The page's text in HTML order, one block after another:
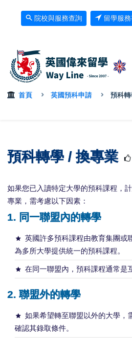
院校與服務查詢 留學服
首頁 英國預科申請 預科
預科轉學 / 換專業
如果您已入讀特定大學的預科課程，
專業，需考慮以下因素：
1. 同一聯盟內的轉學
英國許多預科課程由教育集團或
為多所大學提供統一的預科課程。
在同一聯盟內，預科課程通常是
2. 聯盟外的轉學
如果希望轉至聯盟以外的大學，
確認其錄取條件。